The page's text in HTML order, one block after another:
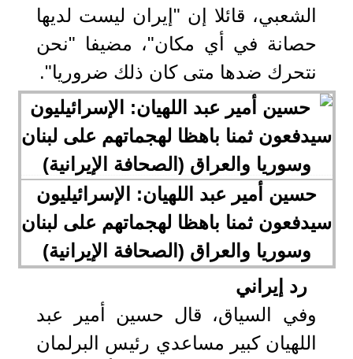
الشعبي، قائلا إن "إيران ليست لديها
حصانة في أي مكان"، مضيفا "نحن
نتحرك ضدها متى كان ذلك ضروريا".
حسين أمير عبد اللهيان: الإسرائيليون
سیدفعون ثمنا باهظا لهجماتهم علی لبنان
وسوریا والعراق (الصحافة الإيرانية)
رد إيراني
وفي السياق، قال حسين أمير عبد
اللهيان كبير مساعدي رئيس البرلمان